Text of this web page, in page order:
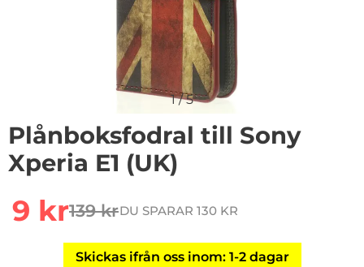
1/5
Plånboksfodral till Sony
Xperia E1 (UK)
rea pris
9 krtidigare pris
139 krDU SPARAR 130 KR
Skickas ifrån oss inom: 1-2 dagar